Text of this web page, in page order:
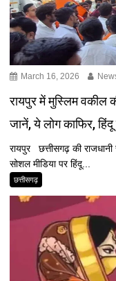
March 16, 2026
रायपुर में मुस्लिम वकील
जानें, ये लोग काफिर,
रायपुर छत्तीसगढ़ की
सोशल मीडिया पर हिंदू...
छत्तीसगढ़